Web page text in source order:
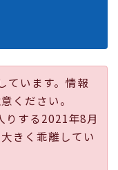
ています。情報
ください。
りする2021年8月
きく乖離してい